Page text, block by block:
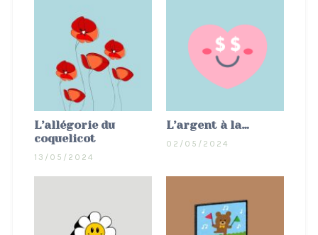
L’allégorie du
coquelicot
13/05/2024
L’argent à la…
02/05/2024